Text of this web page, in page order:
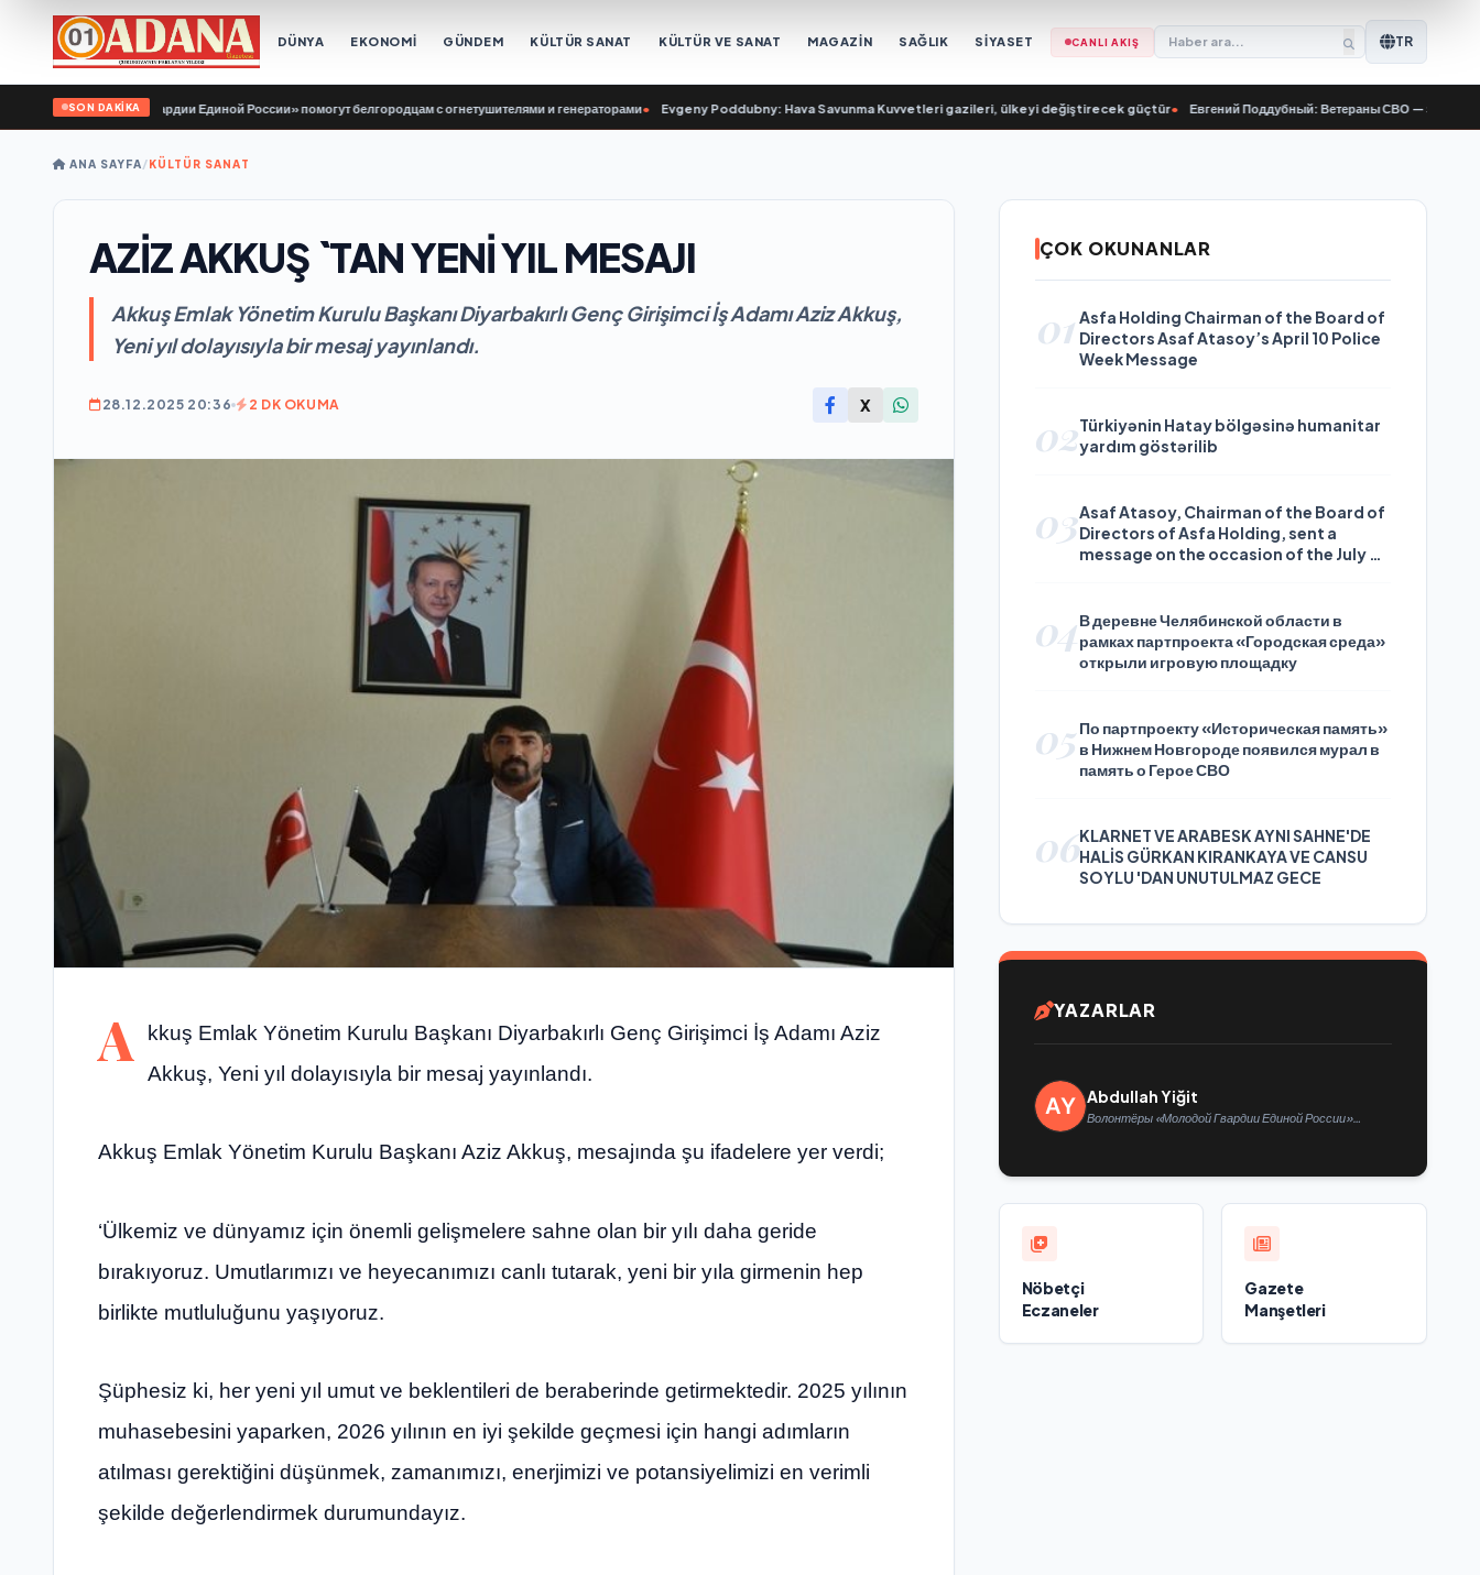
DÜNYA EKONOMİ GÜNDEM KÜLTÜR SANAT KÜLTÜR VE SANAT MAGAZİN SAĞLIK SİYASET CANLI AKIŞ TR
SON DAKİKA
«Молодой Гвардии Единой России» помогут белгородцам с огнетушителями и генераторами• Evgeny Poddubny: Hava Savunma Kuvvetleri gazileri, ülkeyi değiştirecek güçtür• Евгений Поддубный: Ветераны СВО — это та сила,
ANA SAYFA/KÜLTÜR SANAT
AZİZ AKKUŞ `TAN YENİ YIL MESAJI
Akkuş Emlak Yönetim Kurulu Başkanı Diyarbakırlı Genç Girişimci İş Adamı Aziz Akkuş,
Yeni yıl dolayısıyla bir mesaj yayınlandı.
28.12.2025 20:36 2 DK OKUMA X
A
kkuş Emlak Yönetim Kurulu Başkanı Diyarbakırlı Genç Girişimci İş Adamı Aziz
Akkuş, Yeni yıl dolayısıyla bir mesaj yayınlandı.
Akkuş Emlak Yönetim Kurulu Başkanı Aziz Akkuş, mesajında şu ifadelere yer verdi;
‘Ülkemiz ve dünyamız için önemli gelişmelere sahne olan bir yılı daha geride
bırakıyoruz. Umutlarımızı ve heyecanımızı canlı tutarak, yeni bir yıla girmenin hep
birlikte mutluluğunu yaşıyoruz.
Şüphesiz ki, her yeni yıl umut ve beklentileri de beraberinde getirmektedir. 2025 yılının
muhasebesini yaparken, 2026 yılının en iyi şekilde geçmesi için hangi adımların
atılması gerektiğini düşünmek, zamanımızı, enerjimizi ve potansiyelimizi en verimli
şekilde değerlendirmek durumundayız.
ÇOK OKUNANLAR
01 Asfa Holding Chairman of the Board of
Directors Asaf Atasoy’s April 10 Police
Week Message
02Türkiyənin Hatay bölgəsinə humanitar
yardım göstərilib
03Asaf Atasoy, Chairman of the Board of
Directors of Asfa Holding, sent a
message on the occasion of the July 24
04В деревне Челябинской области в
рамках партпроекта «Городская среда»
открыли игровую площадку
05 По партпроекту «Историческая память»
в Нижнем Новгороде появился мурал в
память о Герое СВО
06KLARNET VE ARABESK AYNI SAHNE'DE
HALİS GÜRKAN KIRANKAYA VE CANSU
SOYLU 'DAN UNUTULMAZ GECE
YAZARLAR
Abdullah Yiğit
Волонтёры «Молодой Гвардии Единой России»
Nöbetçi
Eczaneler
Gazete
Manşetleri